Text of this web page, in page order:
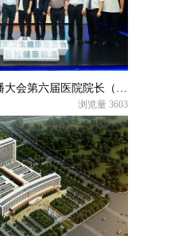
2025健康中国传播大会第六届医院院长（书记）论坛在京召开揭牌成立星光学院打造全国科普医生培训平台
浏览量 3603